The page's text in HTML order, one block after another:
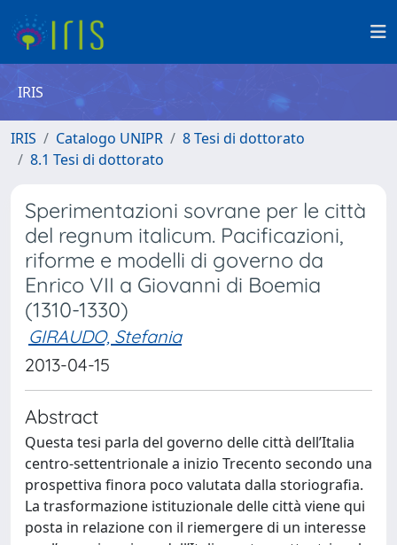
IRIS
IRIS Catalogo UNIPR
8 Tesi di dottorato
8.1 Tesi di dottorato
Sperimentazioni sovrane per le città
del regnum italicum. Pacificazioni,
riforme e modelli di governo da
Enrico VII a Giovanni di Boemia
(1310-1330)
GIRAUDO, Stefania
2013-04-15
Abstract
Questa tesi parla del governo delle città dell’Italia
centro-settentrionale a inizio Trecento secondo una
prospettiva finora poco valutata dalla storiografia.
La trasformazione istituzionale delle città viene qui
posta in relazione con il riemergere di un interesse